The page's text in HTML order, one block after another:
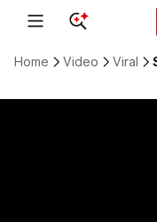
Home Video Viral